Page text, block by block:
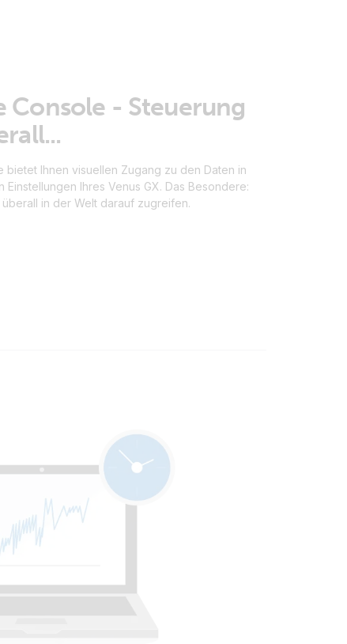
Console - Steuerung
bietet Ihnen visuellen Zugang zu den Daten in
Einstellungen Ihres Venus GX. Das Besondere:
in der Welt darauf zugreifen.